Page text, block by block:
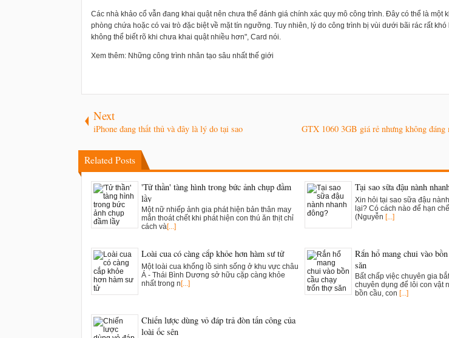
Các nhà khảo cổ vẫn đang khai quật nên chưa thể đánh giá chính xác quy mô công trình. Đây có thể là một
phòng chứa hoặc có vai trò đặc biệt về mặt tín ngưỡng. Tuy nhiên, lý do công trình bị vùi dưới bãi rác rất khó
không thể biết rõ khi chưa khai quật nhiều hơn", Card nói.
Xem thêm: Những công trình nhân tạo sâu nhất thế giới
Next
iPhone đang thất thủ và đây là lý do tại sao GTX 1060 3GB giá rẻ nhưng không đáng
Related Posts
'Tử thần' tàng hình trong bức ảnh chụp đầm
lầy
Một nữ nhiếp ảnh gia phát hiện bản thân may
mắn thoát chết khi phát hiện con thú ăn thịt chỉ
cách và[...]
Tại sao sữa đậu nành
Xin hỏi tại sao sữa đậu
lại? Có cách nào để hạn
(Nguyễn [...]
Loài cua có càng cắp khỏe hơn hàm sư tử
Một loài cua khổng lồ sinh sống ở khu vực châu
Á - Thái Bình Dương sở hữu cặp càng khỏe
nhất trong n [...]
Rắn hổ mang chui vào
săn
Bất chấp việc chuyên gia
chuyên dụng để lôi con vật
bồn cầu, con [...]
Chiến lược dùng vỏ đáp trả đòn tấn công của
loài ốc sên